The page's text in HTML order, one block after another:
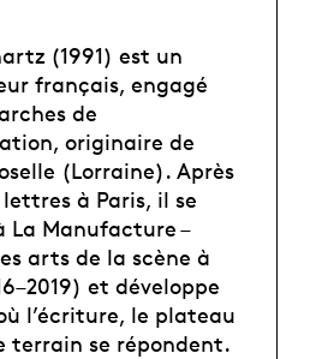
(1991) est un
français, engagé
de
originaire de
(Lorraine). Après
à Paris, il se
La Manufacture –
arts de la scène à
et développe
l’écriture, le plateau
terrain se répondent.